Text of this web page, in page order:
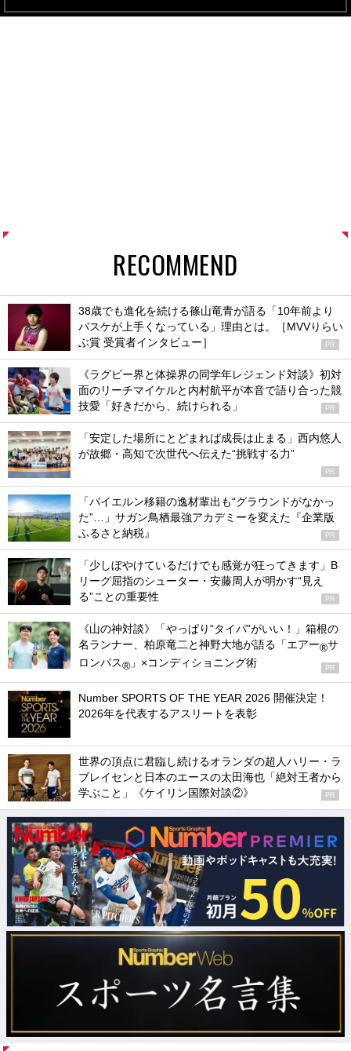
RECOMMEND
38歳でも進化を続ける篠山竜青が語る「10年前より
バスケが上手くなっている」理由とは。［MVVりらい
ぶ賞 受賞者インタビュー］
PR
《ラグビー界と体操界の同学年レジェンド対談》初対
面のリーチマイケルと内村航平が本音で語り合った競
技愛「好きだから、続けられる」
PR
「安定した場所にとどまれば成長は止まる」西内悠人
が故郷・高知で次世代へ伝えた“挑戦する力”
PR
「バイエルン移籍の逸材輩出も“グラウンドがなかっ
た”…」サガン鳥栖最強アカデミーを変えた『企業版
ふるさと納税』
PR
「少しぼやけているだけでも感覚が狂ってきます」B
リーグ屈指のシューター・安藤周人が明かす“見え
る”ことの重要性
PR
《山の神対談》「やっぱり“タイパ”がいい！」箱根の
名ランナー、柏原竜二と神野大地が語る「エアー®サ
ロンパス® 」×コンディショニング術 PR
Number SPORTS OF THE YEAR 2026 開催決定！
2026年を代表するアスリートを表彰
世界の頂点に君臨し続けるオランダの超人ハリー・ラ
ブレイセンと日本のエースの太田海也「絶対王者から
学ぶこと」《ケイリン国際対談②》
PR